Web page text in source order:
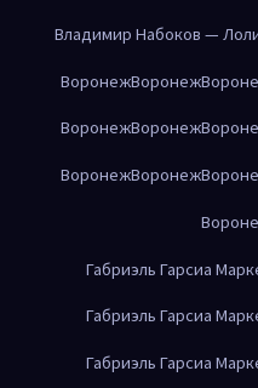
Владимир Набоков —
ВоронежВоронеж
ВоронежВоронеж
ВоронежВоронеж
Габриэль Гарсиа
Габриэль Гарсиа
Габриэль Гарсиа